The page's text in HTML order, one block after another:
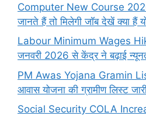
Computer New Course
जानते हैं तो मिलेगी जॉब देखें क्या हैं
Labour Minimum Wages
जनवरी 2026 से केंद्र ने बढ़ाई
PM Awas Yojana Gramin
आवास योजना की ग्रामीण लिस्ट
Social Security COLA